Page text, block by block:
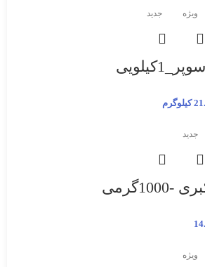
ویژه جدید
کیلوگرم
جدید
ویژه